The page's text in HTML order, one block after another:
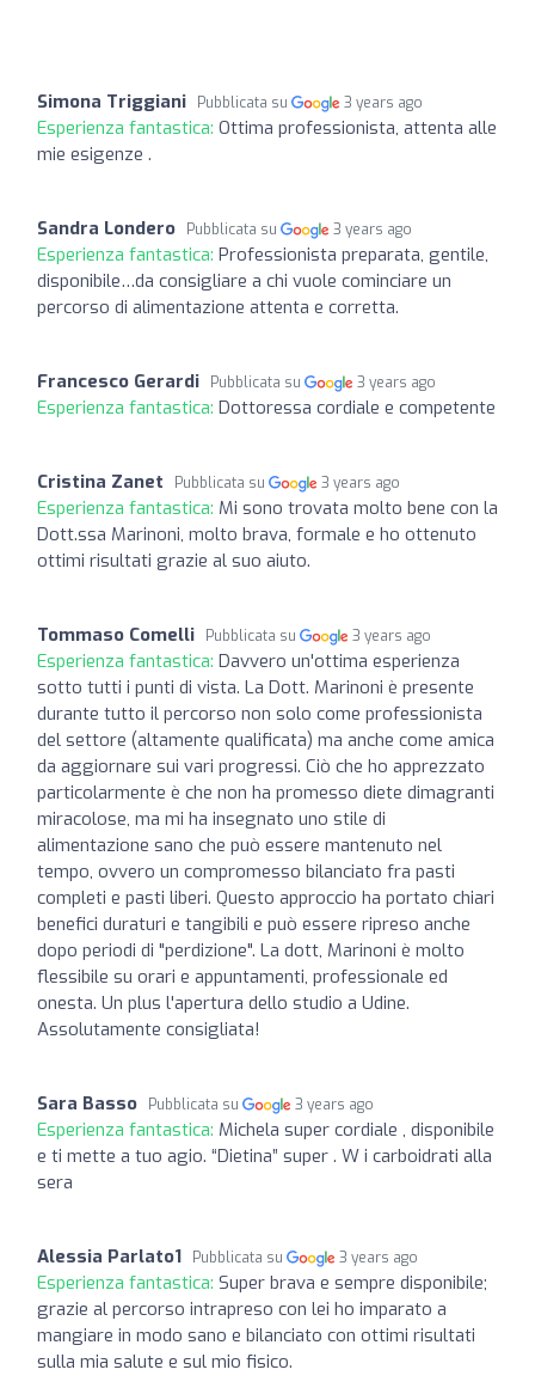
Simona Triggiani Pubblicata su 3 years ago
Esperienza fantastica: Ottima professionista, attenta alle
mie esigenze .
Sandra Londero Pubblicata su 3 years ago
Esperienza fantastica: Professionista preparata, gentile,
disponibile…da consigliare a chi vuole cominciare un
percorso di alimentazione attenta e corretta.
Francesco Gerardi Pubblicata su 3 years ago
Esperienza fantastica: Dottoressa cordiale e competente
Cristina Zanet Pubblicata su 3 years ago
Esperienza fantastica: Mi sono trovata molto bene con la
Dott.ssa Marinoni, molto brava, formale e ho ottenuto
ottimi risultati grazie al suo aiuto.
Tommaso Comelli Pubblicata su 3 years ago
Esperienza fantastica: Davvero un'ottima esperienza
sotto tutti i punti di vista. La Dott. Marinoni è presente
durante tutto il percorso non solo come professionista
del settore (altamente qualificata) ma anche come amica
da aggiornare sui vari progressi. Ciò che ho apprezzato
particolarmente è che non ha promesso diete dimagranti
miracolose, ma mi ha insegnato uno stile di
alimentazione sano che può essere mantenuto nel
tempo, ovvero un compromesso bilanciato fra pasti
completi e pasti liberi. Questo approccio ha portato chiari
benefici duraturi e tangibili e può essere ripreso anche
dopo periodi di "perdizione". La dott, Marinoni è molto
flessibile su orari e appuntamenti, professionale ed
onesta. Un plus l'apertura dello studio a Udine.
Assolutamente consigliata!
Sara Basso Pubblicata su 3 years ago
Esperienza fantastica: Michela super cordiale , disponibile
e ti mette a tuo agio. “Dietina” super . W i carboidrati alla
sera
Alessia Parlato1 Pubblicata su 3 years ago
Esperienza fantastica: Super brava e sempre disponibile;
grazie al percorso intrapreso con lei ho imparato a
mangiare in modo sano e bilanciato con ottimi risultati
sulla mia salute e sul mio fisico.